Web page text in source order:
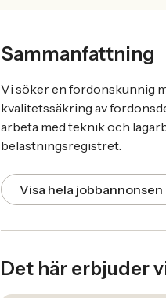
Sammanfattning
Vi söker en fordonskunnig
kvalitetssäkring av
arbeta med teknik och
belastningsregistret.
Visa hela jobbannonsen
Det här erbjuder